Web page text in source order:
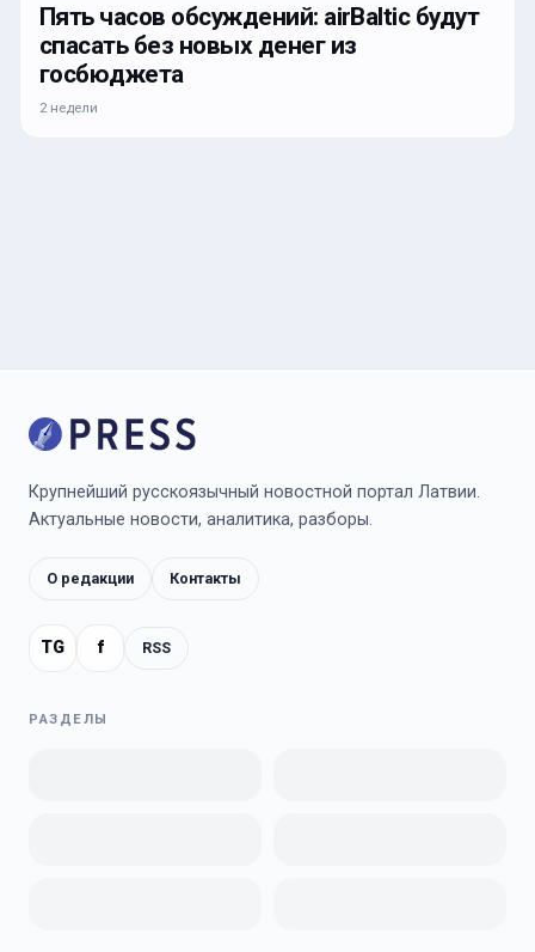
Пять часов обсуждений: airBaltic будут
спасать без новых денег из
госбюджета
2 недели
Крупнейший русскоязычный новостной портал Латвии.
Актуальные новости, аналитика, разборы.
О редакции Контакты
TG f RSS
РАЗДЕЛЫ